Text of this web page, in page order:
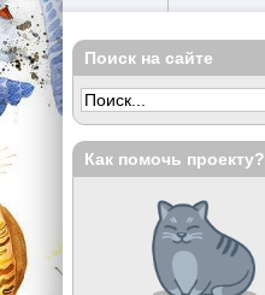
Поиск на сайте
Как помочь проекту?